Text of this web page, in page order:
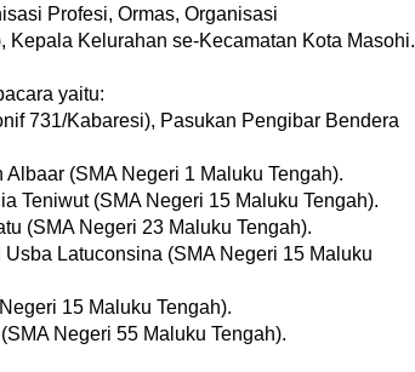
Profesi, Ormas, Organisasi
Kepala Kelurahan se-Kecamatan Kota Masohi.
yaitu:
731/Kabaresi), Pasukan Pengibar Bendera
(SMA Negeri 1 Maluku Tengah).
Teniwut (SMA Negeri 15 Maluku Tengah).
(SMA Negeri 23 Maluku Tengah).
Latuconsina (SMA Negeri 15 Maluku
15 Maluku Tengah).
Negeri 55 Maluku Tengah).